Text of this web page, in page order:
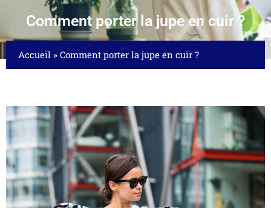
Comment porter la jupe en cuir ?
Accueil » Comment porter la jupe en cuir ?